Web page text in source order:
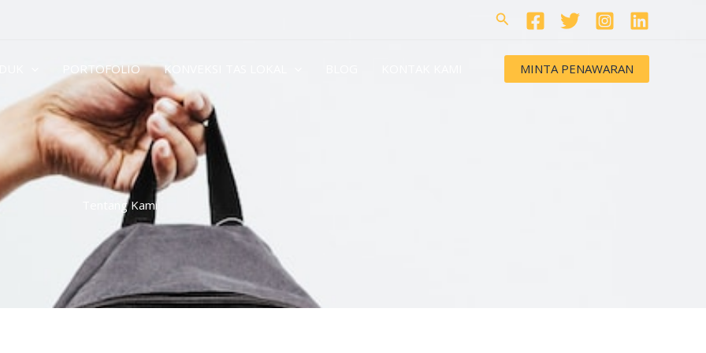
Search
PORTOFOLIO KONVEKSI TAS LOKAL MINTA PENAWARAN
Tentang Kami